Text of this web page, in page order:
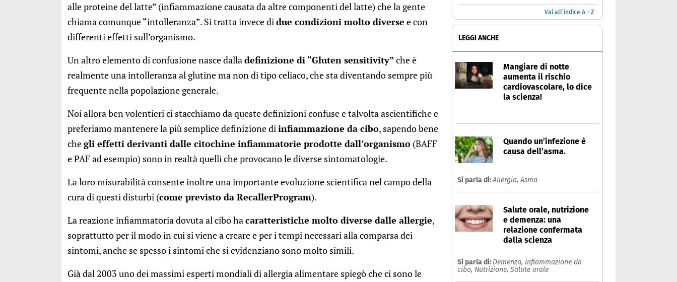
alle proteine del latte” (infiammazione causata da altre componenti del latte) che la gente
chiama comunque “intolleranza”. Si tratta invece didue condizioni molto diverse e con
differenti effetti sull’organismo.
Un altro elemento di confusione nasce dalladefinizione di “Gluten sensitivity” che è
realmente una intolleranza al glutine ma non di tipo celiaco, che sta diventando sempre più
frequente nella popolazione generale.
Noi allora ben volentieri ci stacchiamo da queste definizioni confuse e talvolta ascientifiche e
preferiamo mantenere la più semplice definizione diinfiammazione da cibo, sapendo bene
chegli effetti derivanti dalle citochine infiammatorie prodotte dall’organismo (BAFF
e PAF ad esempio) sono in realtà quelli che provocano le diverse sintomatologie.
La loro misurabilità consente inoltre una importante evoluzione scientifica nel campo della
cura di questi disturbi (come previsto da RecallerProgram).
La reazione infiammatoria dovuta al cibo hacaratteristiche molto diverse dalle allergie,
soprattutto per il modo in cui si viene a creare e per i tempi necessari alla comparsa dei
sintomi, anche se spesso i sintomi che si evidenziano sono molto simili.
Già dal 2003 uno dei massimi esperti mondiali di allergia alimentare spiegò che ci sono le
Vai all'indice A - Z
LEGGI ANCHE
Mangiare di notte
aumenta il rischio
cardiovascolare, lo dice
la scienza!
Quando un’infezione è
causa dell’asma.
Si parla di:Allergia,Asma
Salute orale, nutrizione
e demenza: una
relazione confermata
dalla scienza
Si parla di: Demenza, Infiammazione da
cibo, Nutrizione, Salute orale